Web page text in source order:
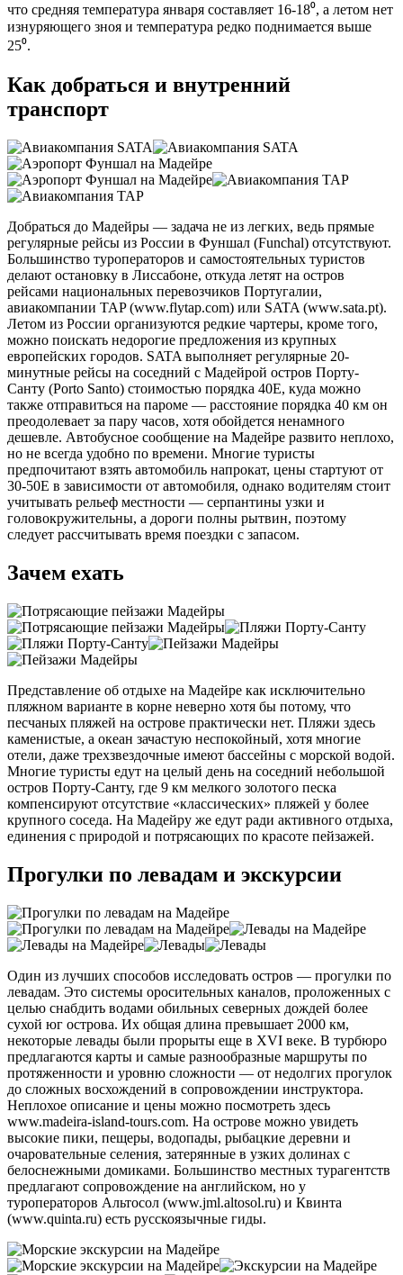
что средняя температура января составляет 16-18⁰, а летом нет
изнуряющего зноя и температура редко поднимается выше
25⁰.
Как добраться и внутренний
транспорт
Добраться до Мадейры — задача не из легких, ведь прямые
регулярные рейсы из России в Фуншал (Funchal) отсутствуют.
Большинство туроператоров и самостоятельных туристов
делают остановку в Лиссабоне, откуда летят на остров
рейсами национальных перевозчиков Португалии,
авиакомпании TAP (www.flytap.com) или SATA (www.sata.pt).
Летом из России организуются редкие чартеры, кроме того,
можно поискать недорогие предложения из крупных
европейских городов. SATA выполняет регулярные 20-
минутные рейсы на соседний с Мадейрой остров Порту-
Санту (Porto Santo) стоимостью порядка 40Е, куда можно
также отправиться на пароме — расстояние порядка 40 км он
преодолевает за пару часов, хотя обойдется ненамного
дешевле. Автобусное сообщение на Мадейре развито неплохо,
но не всегда удобно по времени. Многие туристы
предпочитают взять автомобиль напрокат, цены стартуют от
30-50E в зависимости от автомобиля, однако водителям стоит
учитывать рельеф местности — серпантины узки и
головокружительны, а дороги полны рытвин, поэтому
следует рассчитывать время поездки с запасом.
Зачем ехать
Представление об отдыхе на Мадейре как исключительно
пляжном варианте в корне неверно хотя бы потому, что
песчаных пляжей на острове практически нет. Пляжи здесь
каменистые, а океан зачастую неспокойный, хотя многие
отели, даже трехзвездочные имеют бассейны с морской водой.
Многие туристы едут на целый день на соседний небольшой
остров Порту-Санту, где 9 км мелкого золотого песка
компенсируют отсутствие «классических» пляжей у более
крупного соседа. На Мадейру же едут ради активного отдыха,
единения с природой и потрясающих по красоте пейзажей.
Прогулки по левадам и экскурсии
Один из лучших способов исследовать остров — прогулки по
левадам. Это системы оросительных каналов, проложенных с
целью снабдить водами обильных северных дождей более
сухой юг острова. Их общая длина превышает 2000 км,
некоторые левады были прорыты еще в XVI веке. В турбюро
предлагаются карты и самые разнообразные маршруты по
протяженности и уровню сложности — от недолгих прогулок
до сложных восхождений в сопровождении инструктора.
Неплохое описание и цены можно посмотреть здесь
www.madeira-island-tours.com. На острове можно увидеть
высокие пики, пещеры, водопады, рыбацкие деревни и
очаровательные селения, затерянные в узких долинах с
белоснежными домиками. Большинство местных турагентств
предлагают сопровождение на английском, но у
туроператоров Альтосол (www.jml.altosol.ru) и Квинта
(www.quinta.ru) есть русскоязычные гиды.